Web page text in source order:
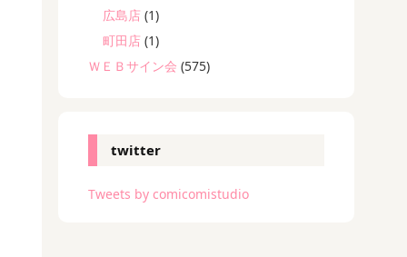
広島店 (1)
町田店 (1)
ＷＥＢサイン会 (575)
twitter
Tweets by comicomistudio